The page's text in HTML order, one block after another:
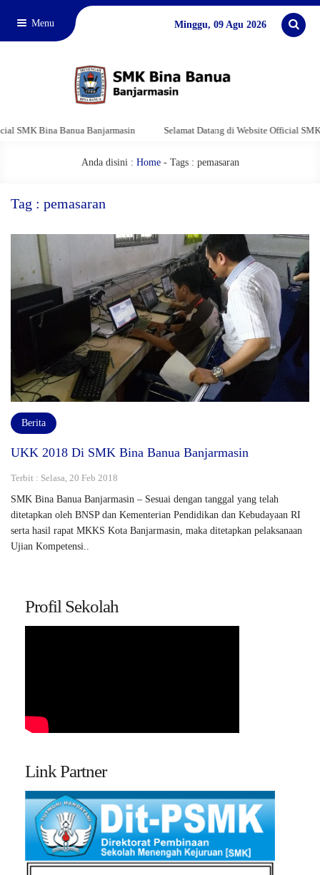
Menu Minggu, 09 Agu 2026
Bina Banua Banjarmasin Selamat Datang di Website Official SMK
Anda disini : Home- Tags : pemasaran
Tag : pemasaran
Berita
UKK 2018 Di SMK Bina Banua Banjarmasin
Terbit : Selasa, 20 Feb 2018
SMK Bina Banua Banjarmasin – Sesuai dengan tanggal yang telah
ditetapkan oleh BNSP dan Kementerian Pendidikan dan Kebudayaan RI
serta hasil rapat MKKS Kota Banjarmasin, maka ditetapkan pelaksanaan
Ujian Kompetensi..
Profil Sekolah
Link Partner